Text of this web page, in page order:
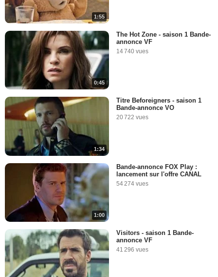
1:55
0:45
The Hot Zone - saison 1 Bande-
annonce VF
14 740 vues
1:34
Titre Beforeigners - saison 1
Bande-annonce VO
20 722 vues
1:00
Bande-annonce FOX Play :
lancement sur l'offre CANAL
54 274 vues
Visitors - saison 1 Bande-
annonce VF
41 296 vues